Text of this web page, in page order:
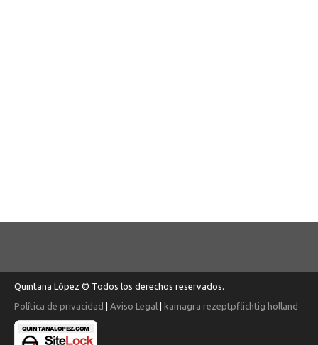
Quintana López © Todos los derechos reservados.
Política de privacidad | Aviso Legal | kamagra rezeptpflichtig holland